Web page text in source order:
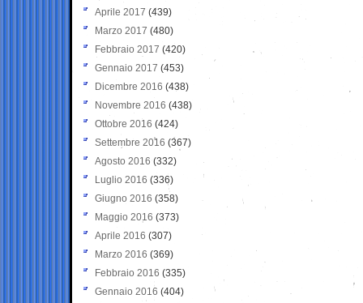
Aprile 2017 (439)
Marzo 2017 (480)
Febbraio 2017 (420)
Gennaio 2017 (453)
Dicembre 2016 (438)
Novembre 2016 (438)
Ottobre 2016 (424)
Settembre 2016 (367)
Agosto 2016 (332)
Luglio 2016 (336)
Giugno 2016 (358)
Maggio 2016 (373)
Aprile 2016 (307)
Marzo 2016 (369)
Febbraio 2016 (335)
Gennaio 2016 (404)